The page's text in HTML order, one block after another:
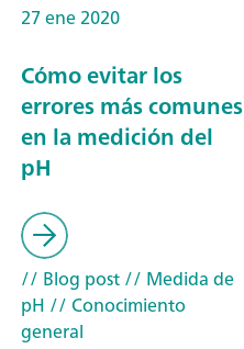
27 ene 2020
Cómo evitar los
errores más comunes
en la medición del
pH
// Blog post// Medida de
pH // Conocimiento
general